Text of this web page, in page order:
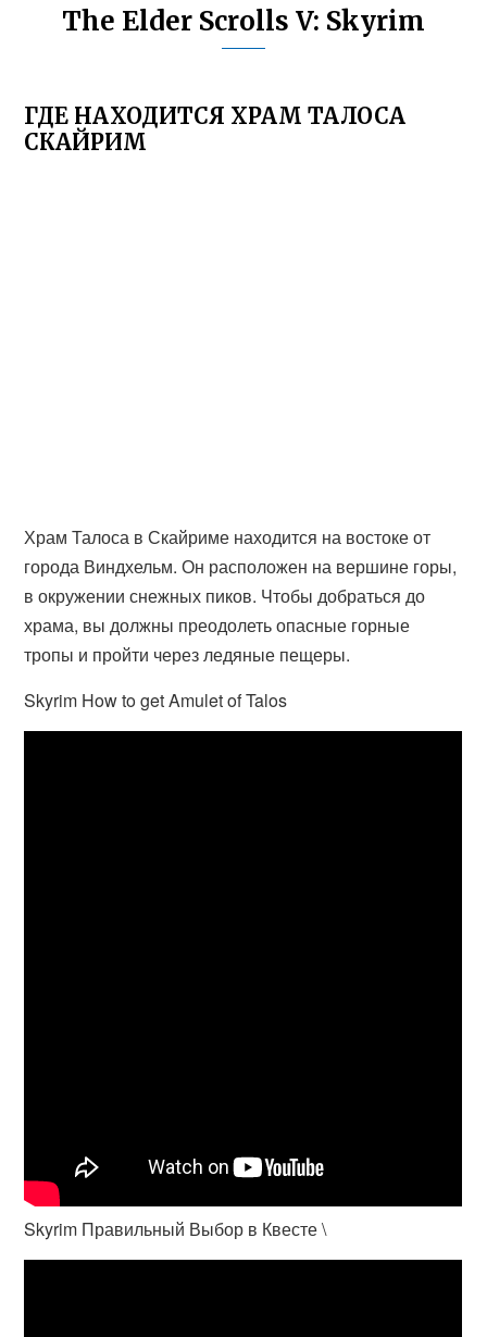
The Elder Scrolls V: Skyrim
ГДЕ НАХОДИТСЯ ХРАМ ТАЛОСА
СКАЙРИМ
Храм Талоса в Скайриме находится на востоке от
города Виндхельм. Он расположен на вершине горы,
в окружении снежных пиков. Чтобы добраться до
храма, вы должны преодолеть опасные горные
тропы и пройти через ледяные пещеры.
Skyrim How to get Amulet of Talos
Skyrim Правильный Выбор в Квесте \